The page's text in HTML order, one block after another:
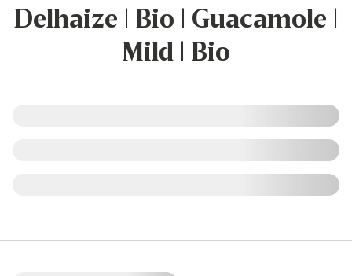
Delhaize | Bio | Guacamole |
Mild | Bio